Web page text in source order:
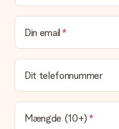
Din email
Dit telefonnummer
Mængde (10+)